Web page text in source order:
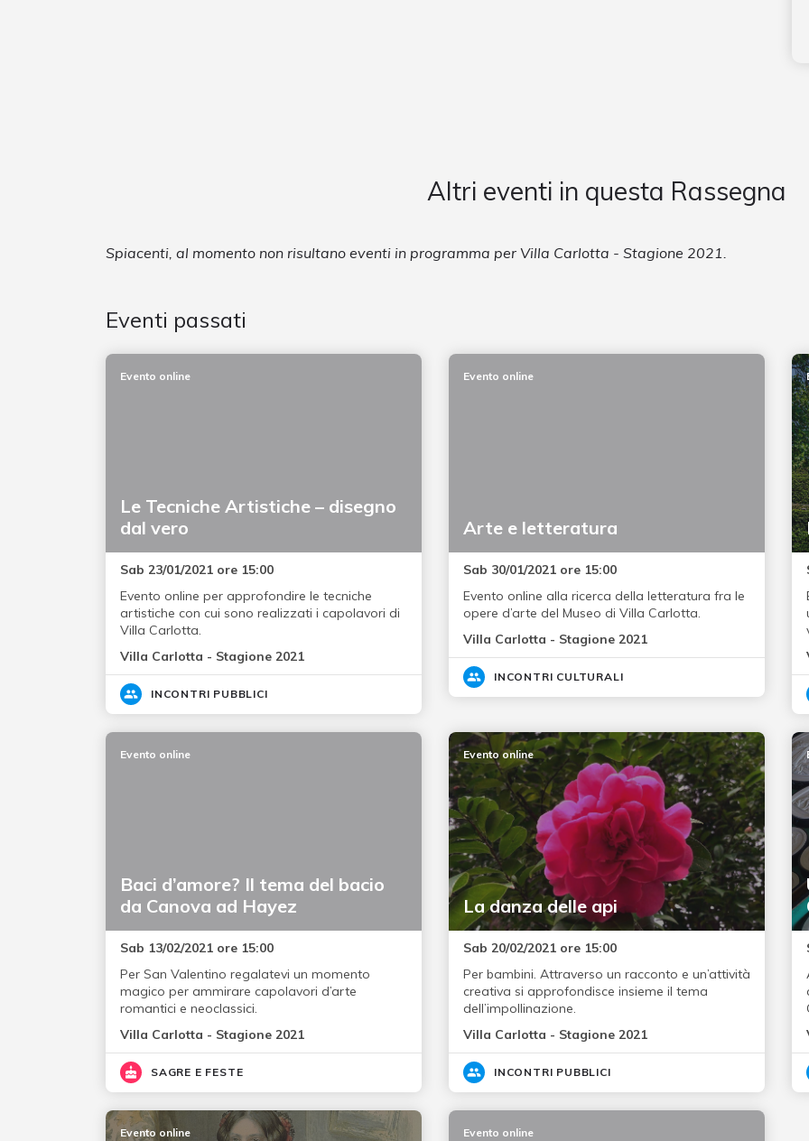
Altri eventi in questa Rassegna
Spiacenti, al momento non risultano eventi in programma per Villa Carlotta - Stagione 2021.
Eventi passati
Le Tecniche Artistiche – disegno
dal vero
Evento online
Sab 23/01/2021 ore 15:00
Evento online per approfondire le tecniche
artistiche con cui sono realizzati i capolavori di
Villa Carlotta.
Villa Carlotta - Stagione 2021
INCONTRI PUBBLICI
Arte e letteratura
Evento online
Sab 30/01/2021 ore 15:00
Evento online alla ricerca della letteratura fra le
opere d’arte del Museo di Villa Carlotta.
Villa Carlotta - Stagione 2021
INCONTRI CULTURALI
Baci d’amore? Il tema del bacio
da Canova ad Hayez
Evento online
Sab 13/02/2021 ore 15:00
Per San Valentino regalatevi un momento
magico per ammirare capolavori d’arte
romantici e neoclassici.
Villa Carlotta - Stagione 2021
SAGRE E FESTE
La danza delle api
Evento online
Sab 20/02/2021 ore 15:00
Per bambini. Attraverso un racconto e un’attività
creativa si approfondisce insieme il tema
dell’impollinazione.
Villa Carlotta - Stagione 2021
INCONTRI PUBBLICI
Evento online Evento online